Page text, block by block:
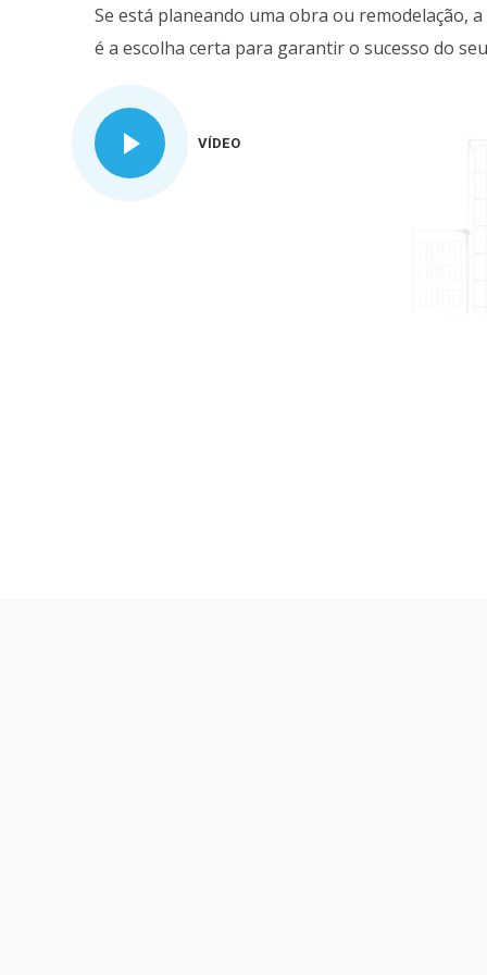
Se está planeando uma obra ou remodelação,
é a escolha certa para garantir o sucesso do
VÍDEO